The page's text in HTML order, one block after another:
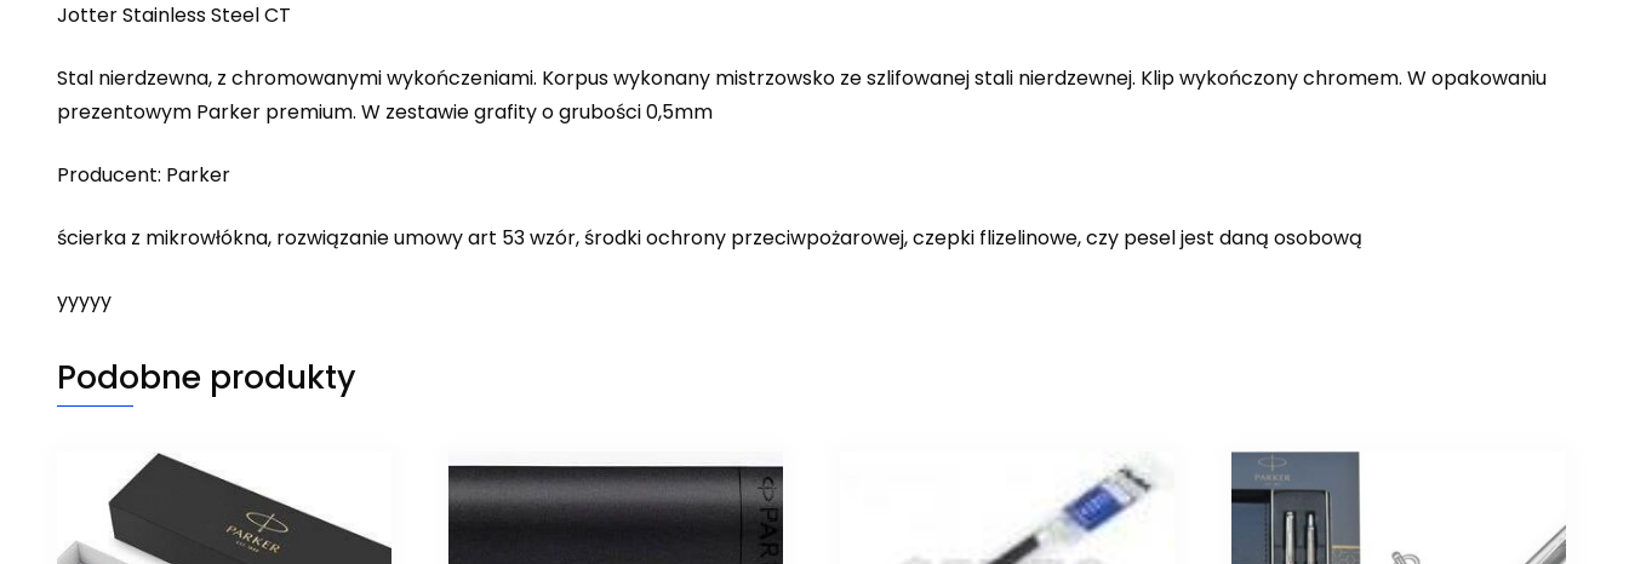
Jotter Stainless Steel CT
Stal nierdzewna, z chromowanymi wykończeniami. Korpus wykonany mistrzowsko ze szlifowanej stali nierdzewnej. Klip wykończony chromem. W opakowaniu
prezentowym Parker premium. W zestawie grafity o grubości 0,5mm
Producent: Parker
ścierka z mikrowłókna, rozwiązanie umowy art 53 wzór, środki ochrony przeciwpożarowej, czepki flizelinowe, czy pesel jest daną osobową
yyyyy
Podobne produkty